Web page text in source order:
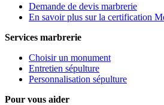
Demande de devis marbrerie
En savoir plus sur la certification
Services marbrerie
Choisir un monument
Entretien sépulture
Personnalisation sépulture
Pour vous aider